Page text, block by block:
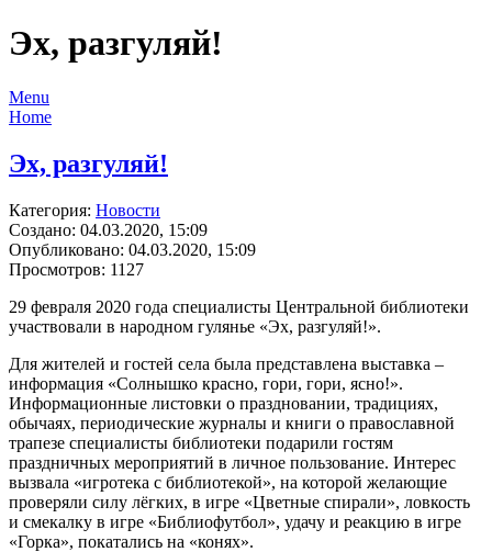
Эх, разгуляй!
Menu
Home
Эх, разгуляй!
Категория: Новости
Создано: 04.03.2020, 15:09
Опубликовано: 04.03.2020, 15:09
Просмотров: 1127
29 февраля 2020 года специалисты Центральной библиотеки
участвовали в народном гулянье «Эх, разгуляй!».
Для жителей и гостей села была представлена выставка –
информация «Солнышко красно, гори, гори, ясно!».
Информационные листовки о праздновании, традициях,
обычаях, периодические журналы и книги о православной
трапезе специалисты библиотеки подарили гостям
праздничных мероприятий в личное пользование. Интерес
вызвала «игротека с библиотекой», на которой желающие
проверяли силу лёгких, в игре «Цветные спирали», ловкость
и смекалку в игре «Библиофутбол», удачу и реакцию в игре
«Горка», покатались на «конях».